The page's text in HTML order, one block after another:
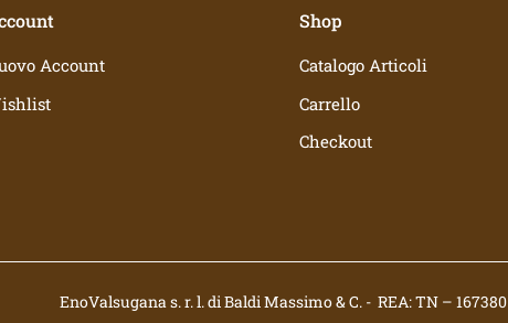
Account
Shop
Catalogo Articoli
Carrello
Checkout
EnoValsugana s. r. l. di Baldi Massimo & C. - REA: TN – 167380